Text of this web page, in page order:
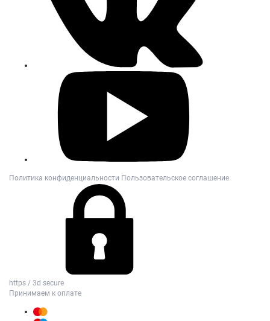
Политика конфиденциальности Пользовательское соглашение
https / 3d secure
Принимаем к оплате